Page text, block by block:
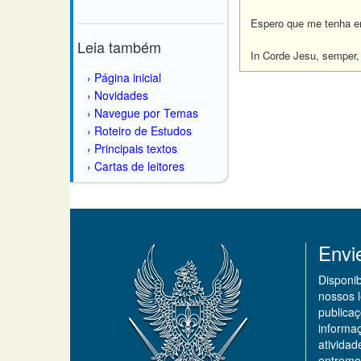
Leia também
Página inicial
Novidades
Navegue por Temas
Roteiro de Estudos
Principais textos
Cartas de leitores
Espero que me tenha
In Corde Jesu,
nossos